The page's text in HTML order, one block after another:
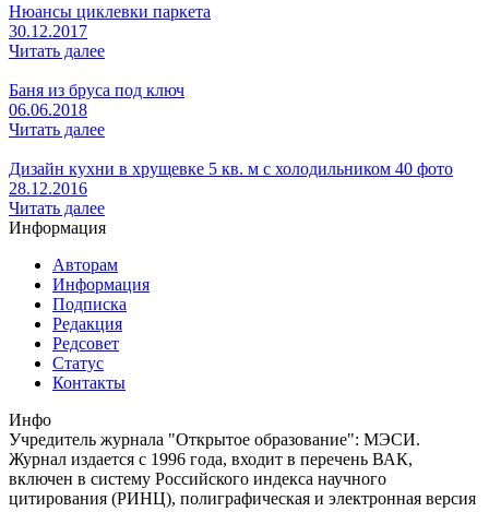
Нюансы циклевки паркета
30.12.2017
Читать далее
Баня из бруса под ключ
06.06.2018
Читать далее
Дизайн кухни в хрущевке 5 кв. м с холодильником 40 фото
28.12.2016
Читать далее
Информация
Авторам
Информация
Подписка
Редакция
Редсовет
Статус
Контакты
Инфо
Учредитель журнала "Открытое образование": МЭСИ.
Журнал издается с 1996 года, входит в перечень ВАК,
включен в систему Российского индекса научного
цитирования (РИНЦ), полиграфическая и электронная версия